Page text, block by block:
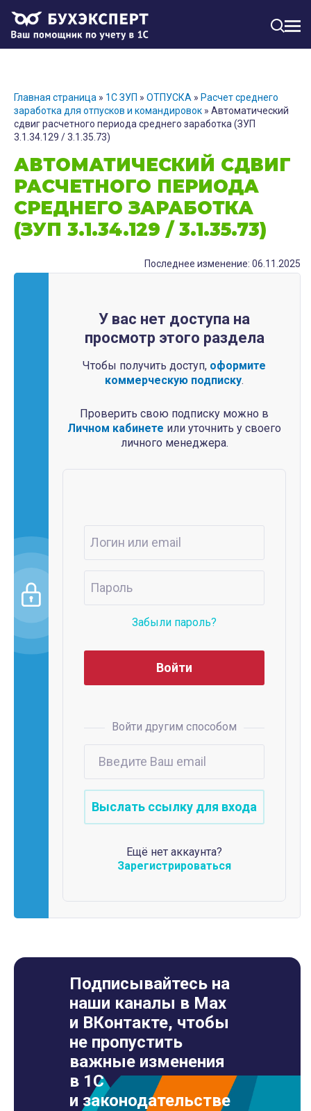
Главная страница » 1С ЗУП » ОТПУСКА » Расчет среднего
заработка для отпусков и командировок » Автоматический
сдвиг расчетного периода среднего заработка (ЗУП
3.1.34.129 / 3.1.35.73)
АВТОМАТИЧЕСКИЙ СДВИГ
РАСЧЕТНОГО ПЕРИОДА
СРЕДНЕГО ЗАРАБОТКА
(ЗУП 3.1.34.129 / 3.1.35.73)
Последнее изменение: 06.11.2025
У вас нет доступа на
просмотр этого раздела
Чтобы получить доступ, оформите
коммерческую подписку.
Проверить свою подписку можно в
Личном кабинете или уточнить у своего
личного менеджера.
Забыли пароль?
Войти другим способом
Ещё нет аккаунта?
Зарегистрироваться
Подписывайтесь на
наши каналы в Max
и ВКонтакте, чтобы
не пропустить
важные изменения
в 1С
и законодательстве